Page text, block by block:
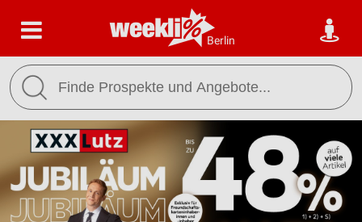
Berlin